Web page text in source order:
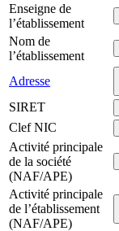
Enseigne de
l’établissement
Nom de
l’établissement
Adresse
SIRET
Clef NIC
Activité principale
de la société
(NAF/APE)
Activité principale
de l’établissement
(NAF/APE)